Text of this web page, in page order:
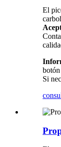
El
Si